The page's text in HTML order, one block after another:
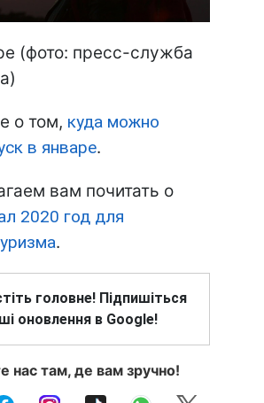
(фото: пресс-служба
о том, куда можно
в январе.
вам почитать о
2020 год для
.
головне! Підпишіться
оновлення в Google!
нас там, де вам зручно!